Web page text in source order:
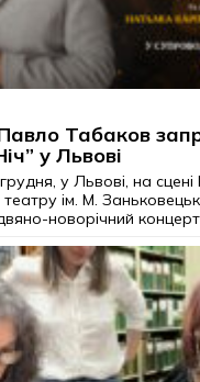
Табаков
у Львові
у Львові, на
ім. М.
новорічний